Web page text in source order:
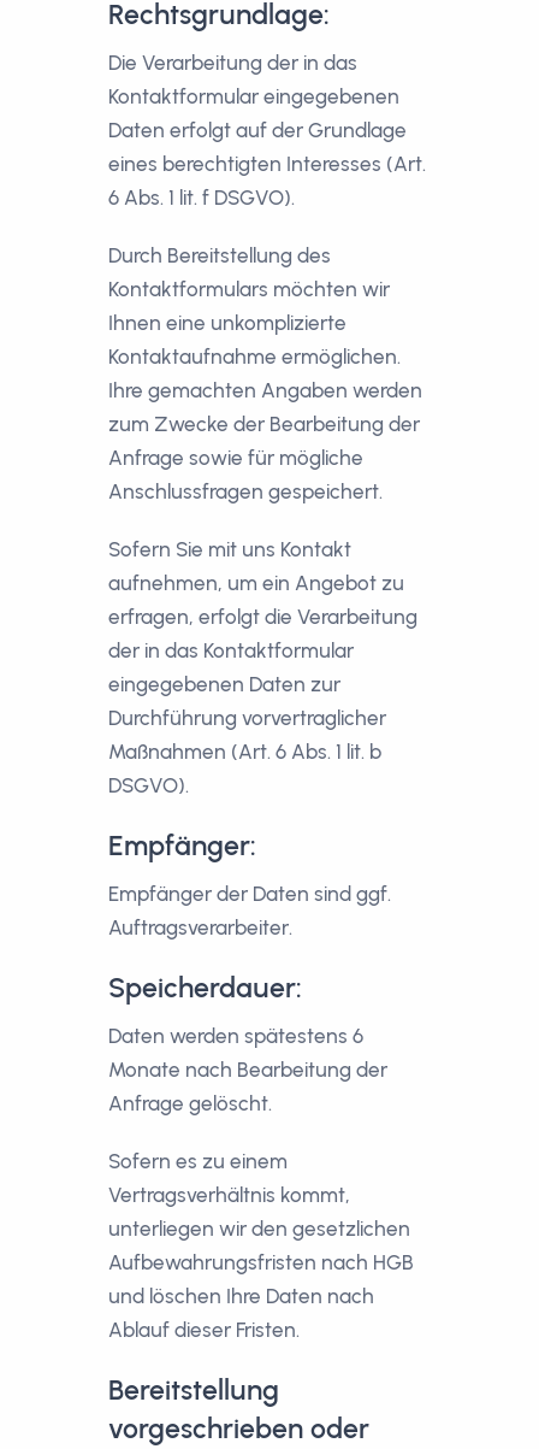
Rechtsgrundlage:
Die Verarbeitung der in das
Kontaktformular eingegebenen
Daten erfolgt auf der Grundlage
eines berechtigten Interesses (Art.
6 Abs. 1 lit. f DSGVO).
Durch Bereitstellung des
Kontaktformulars möchten wir
Ihnen eine unkomplizierte
Kontaktaufnahme ermöglichen.
Ihre gemachten Angaben werden
zum Zwecke der Bearbeitung der
Anfrage sowie für mögliche
Anschlussfragen gespeichert.
Sofern Sie mit uns Kontakt
aufnehmen, um ein Angebot zu
erfragen, erfolgt die Verarbeitung
der in das Kontaktformular
eingegebenen Daten zur
Durchführung vorvertraglicher
Maßnahmen (Art. 6 Abs. 1 lit. b
DSGVO).
Empfänger:
Empfänger der Daten sind ggf.
Auftragsverarbeiter.
Speicherdauer:
Daten werden spätestens 6
Monate nach Bearbeitung der
Anfrage gelöscht.
Sofern es zu einem
Vertragsverhältnis kommt,
unterliegen wir den gesetzlichen
Aufbewahrungsfristen nach HGB
und löschen Ihre Daten nach
Ablauf dieser Fristen.
Bereitstellung
vorgeschrieben oder